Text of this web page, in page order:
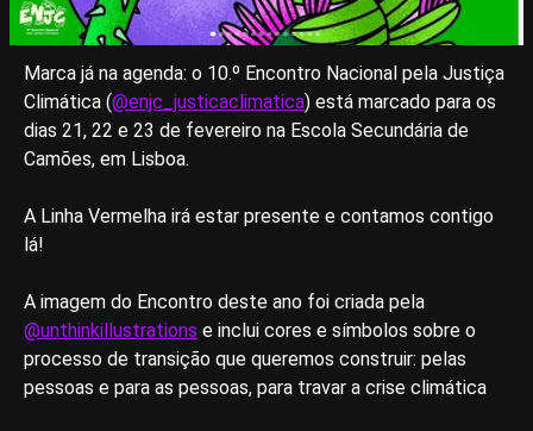
Marca já na agenda: o 10.º Encontro Nacional pela Justiça
Climática (@enjc_justicaclimatica) está marcado para os
dias 21, 22 e 23 de fevereiro na Escola Secundária de
Camões, em Lisboa.
A Linha Vermelha irá estar presente e contamos contigo
lá!
A imagem do Encontro deste ano foi criada pela
@unthinkillustrations e inclui cores e símbolos sobre o
processo de transição que queremos construir: pelas
pessoas e para as pessoas, para travar a crise climática